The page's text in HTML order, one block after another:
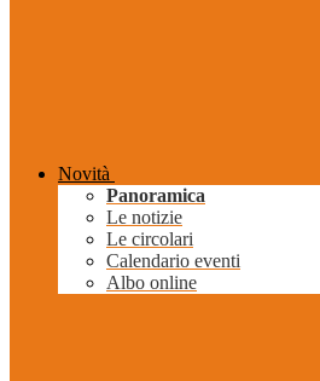
Novità
Panoramica
Le notizie
Le circolari
Calendario eventi
Albo online